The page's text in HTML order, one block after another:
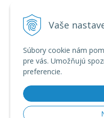
Vaše
Súbory cookie nám
pre vás. Umožňujú
preferencie.
Ochrana
Možnosti
Výmena,